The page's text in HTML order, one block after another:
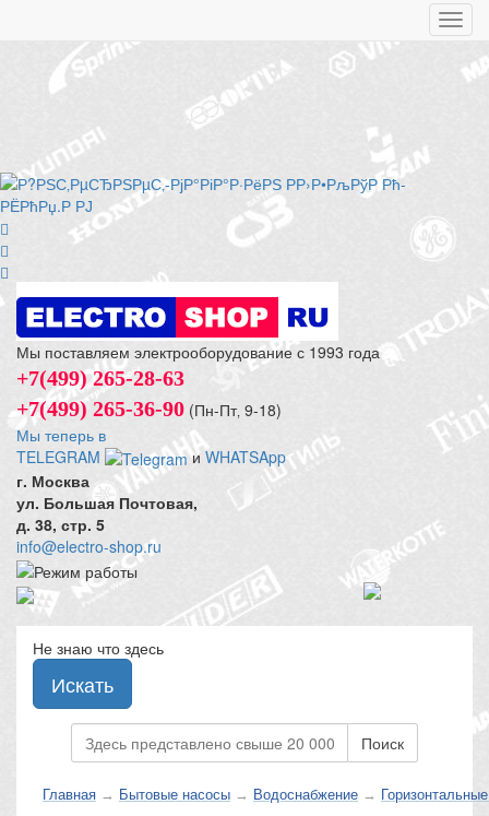
Мы поставляем электрооборудование с 1993 года
+7(499) 265-28-63
+7(499) 265-36-90 (Пн-Пт‚ 9-18)
Мы теперь в
TELEGRAM
и WHATSApp
г. Москва
ул. Большая Почтовая,
д. 38, стр. 5
info@electro-shop.ru
Не знаю что здесь
Искать
Поиск
Главная → Бытовые насосы → Водоснабжение →